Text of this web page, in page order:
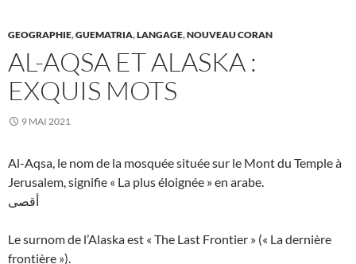
GEOGRAPHIE,GUEMATRIA,LANGAGE,NOUVEAU CORAN
AL-AQSA ET ALASKA :
EXQUIS MOTS
9 MAI 2021
Al-Aqsa, le nom de la mosquée située sur le Mont du Temple à
Jerusalem, signifie « La plus éloignée » en arabe.
أقصى
Le surnom de l’Alaska est « The Last Frontier » (« La dernière
frontière »).